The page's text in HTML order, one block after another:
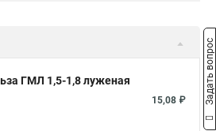
ГМЛ 1,5-1,8 луженая
15,08 ₽ Задать вопрос